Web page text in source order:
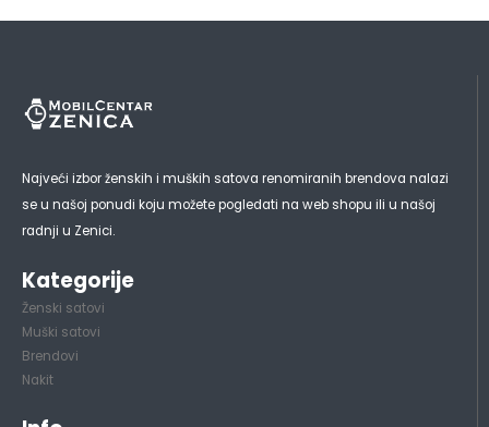
Najveći izbor ženskih i muških satova renomiranih brendova nalazi
se u našoj ponudi koju možete pogledati na web shopu ili u našoj
radnji u Zenici.
Kategorije
Ženski satovi
Muški satovi
Brendovi
Nakit